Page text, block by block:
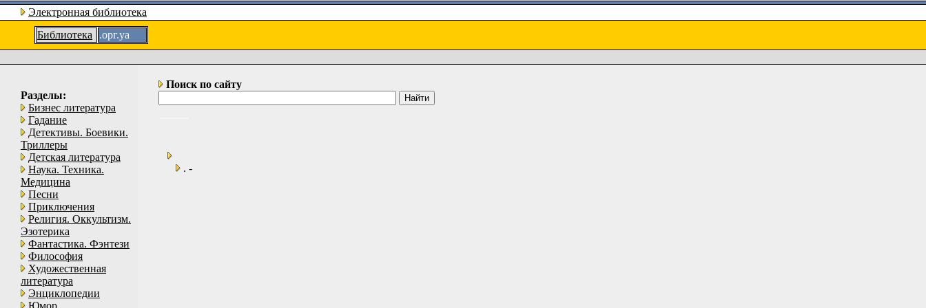
Электронная библиотека
Библиотека
.орг.уа
Разделы:
Бизнес литература
Гадание
Детективы. Боевики.
Триллеры
Детская литература
Наука. Техника.
Медицина
Песни
Приключения
Религия. Оккультизм.
Эзотерика
Фантастика. Фэнтези
Философия
Художественная
литература
Энциклопедии
Юмор
Поиск по сайту
. -